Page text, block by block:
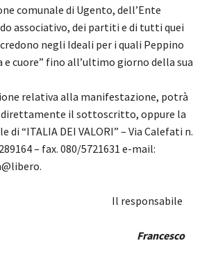
comunale di Ugento, dell’Ente
associativo, dei partiti e di tutti quei
negli Ideali per i quali Peppino
e cuore” fino all’ultimo giorno della sua
relativa alla manifestazione, potrà
il sottoscritto, oppure la
di “ITALIA DEI VALORI” – Via Calefati n.
– fax. 080/5721631 e-mail:
Francesco